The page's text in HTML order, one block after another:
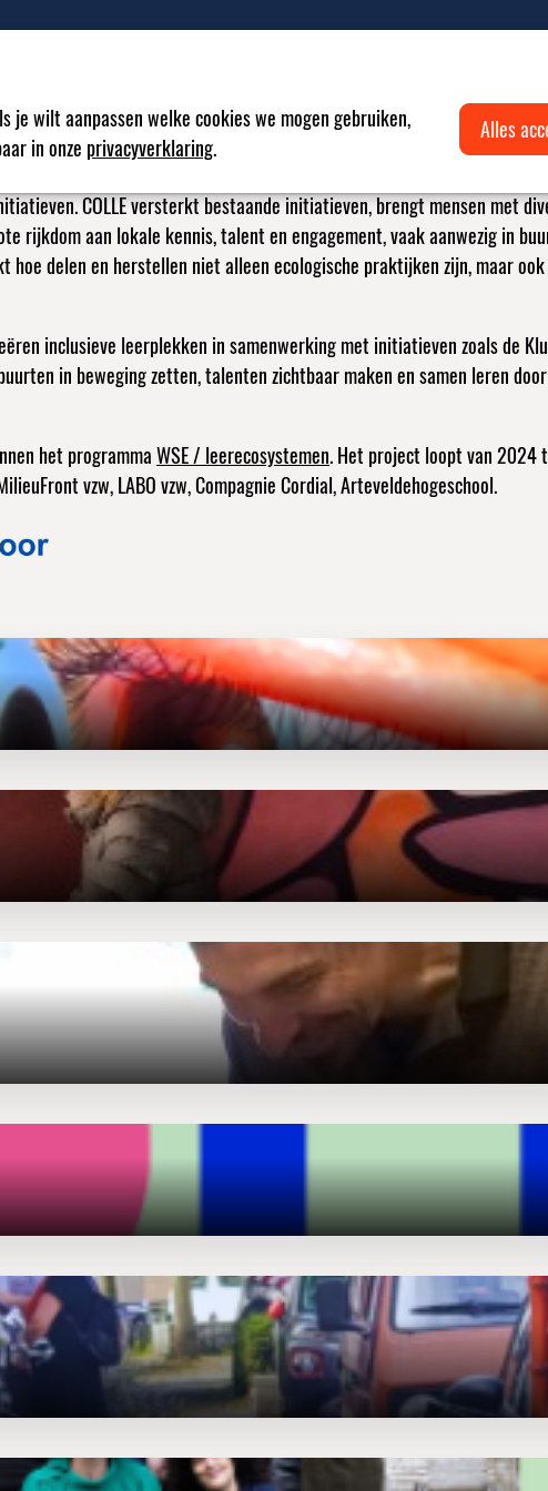
je wilt aanpassen welke cookies we mogen gebruiken,
in onze privacyverklaring.
Alles
Over Verhalen
maken in Gent.
COLLE versterkt bestaande initiatieven, brengt mensen met
rijkdom aan lokale kennis, talent en engagement, vaak aanwezig in
hoe delen en herstellen niet alleen ecologische praktijken zijn, maar
inclusieve leerplekken in samenwerking met initiatieven zoals de
in beweging zetten, talenten zichtbaar maken en samen leren
het programma WSE / leerecosystemen. Het project loopt van 2024
vzw, LABO vzw, Compagnie Cordial, Arteveldehogeschool.